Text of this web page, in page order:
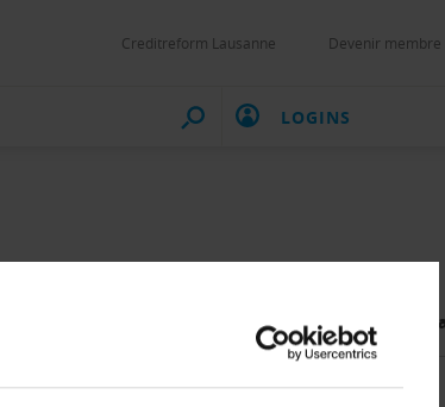
Creditreform Lausanne Devenir membre
LOGINS
stark rückläufig, meldet das Bundesamt für